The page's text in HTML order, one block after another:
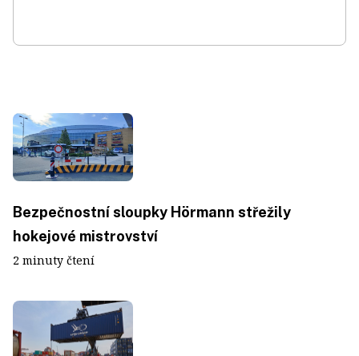
Bezpečnostní sloupky Hörmann střežily
hokejové mistrovství
2 minuty čtení